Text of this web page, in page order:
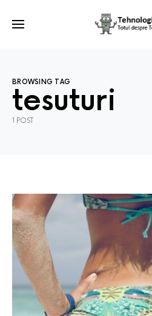
BROWSING TAG
tesuturi
1 POST